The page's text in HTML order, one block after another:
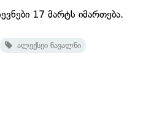
17 მარტს იმართება.
ალექსეი ნავალნი